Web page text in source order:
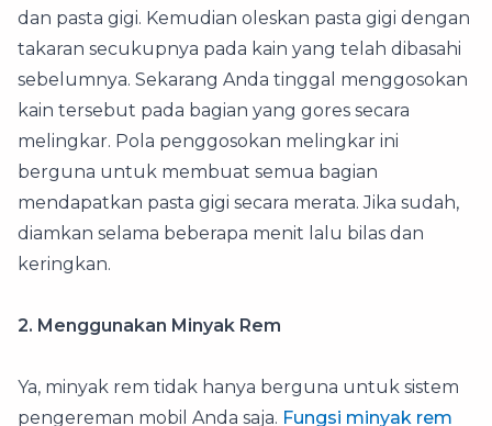
dan pasta gigi. Kemudian oleskan pasta gigi dengan
takaran secukupnya pada kain yang telah dibasahi
sebelumnya. Sekarang Anda tinggal menggosokan
kain tersebut pada bagian yang gores secara
melingkar. Pola penggosokan melingkar ini
berguna untuk membuat semua bagian
mendapatkan pasta gigi secara merata. Jika sudah,
diamkan selama beberapa menit lalu bilas dan
keringkan.
2. Menggunakan Minyak Rem
Ya, minyak rem tidak hanya berguna untuk sistem
pengereman mobil Anda saja. Fungsi minyak rem